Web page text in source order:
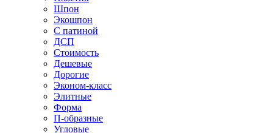
Шпон
Экошпон
С патиной
ДСП
Стоимость
Дешевые
Дорогие
Эконом-класс
Элитные
Форма
П-образные
Угловые